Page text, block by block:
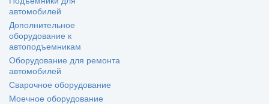
автомобилей
Дополнительное
оборудование к
автоподъемникам
Оборудование для ремонта
автомобилей
Сварочное оборудование
Моечное оборудование